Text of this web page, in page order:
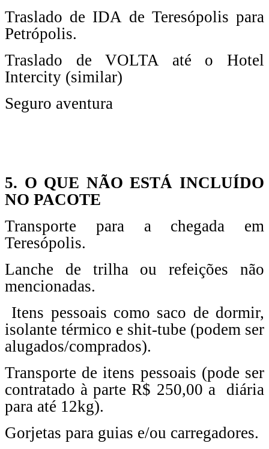
Traslado de IDA de Teresópolis para
Petrópolis.
Traslado de VOLTA até o Hotel
Intercity (similar)
Seguro aventura
5. O QUE NÃO ESTÁ INCLUÍDO
NO PACOTE
Transporte para a chegada em
Teresópolis.
Lanche de trilha ou refeições não
mencionadas.
Itens pessoais como saco de dormir,
isolante térmico e shit-tube (podem ser
alugados/comprados).
Transporte de itens pessoais (pode ser
contratado à parte R$ 250,00 a diária
para até 12kg).
Gorjetas para guias e/ou carregadores.